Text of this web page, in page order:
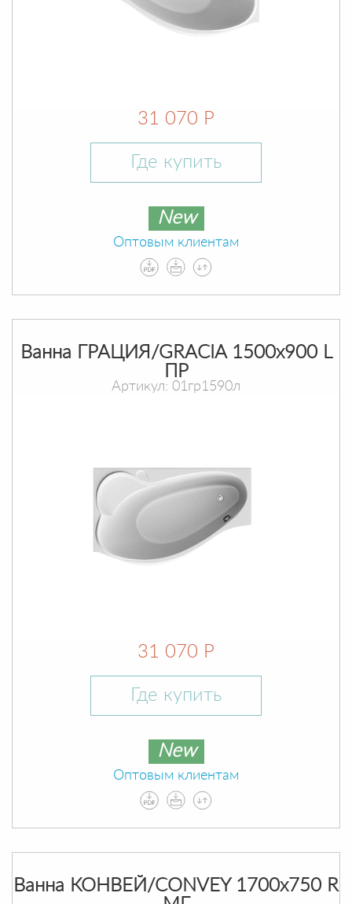
31 070 Р
Где купить
New
Оптовым клиентам
Ванна ГРАЦИЯ/GRACIA 1500х900 L
ПР
Артикул: 01гр1590л
31 070 Р
Где купить
New
Оптовым клиентам
Ванна КОНВЕЙ/CONVEY 1700х750 R